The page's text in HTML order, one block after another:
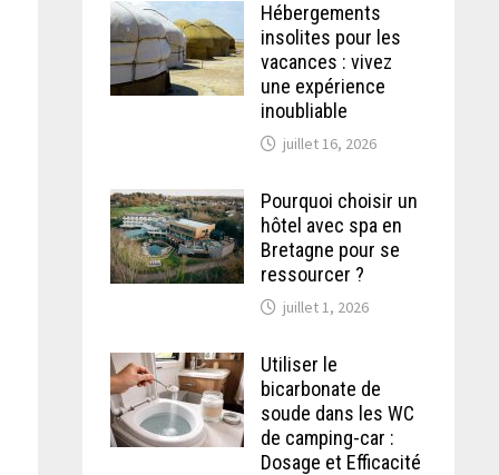
Hébergements
insolites pour les
vacances : vivez
une expérience
inoubliable
juillet 16, 2026
Pourquoi choisir un
hôtel avec spa en
Bretagne pour se
ressourcer ?
juillet 1, 2026
Utiliser le
bicarbonate de
soude dans les WC
de camping-car :
Dosage et Efficacité